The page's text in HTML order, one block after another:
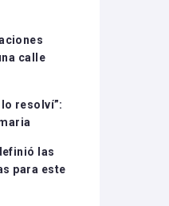
calle
resolví”:
las
para este